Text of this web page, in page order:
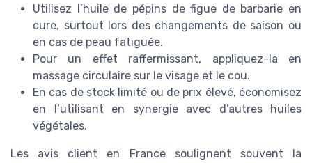
Utilisez l’huile de pépins de figue de barbarie en
cure, surtout lors des changements de saison ou
en cas de peau fatiguée.
Pour un effet raffermissant, appliquez-la en
massage circulaire sur le visage et le cou.
En cas de stock limité ou de prix élevé, économisez
en l’utilisant en synergie avec d’autres huiles
végétales.
Les avis client en France soulignent souvent la